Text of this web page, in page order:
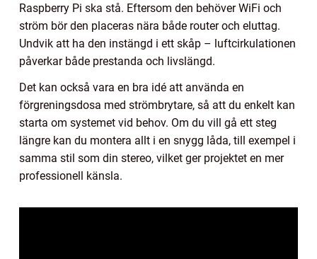
Raspberry Pi ska stå. Eftersom den behöver WiFi och
ström bör den placeras nära både router och eluttag.
Undvik att ha den instängd i ett skåp – luftcirkulationen
påverkar både prestanda och livslängd.
Det kan också vara en bra idé att använda en
förgreningsdosa med strömbrytare, så att du enkelt kan
starta om systemet vid behov. Om du vill gå ett steg
längre kan du montera allt i en snygg låda, till exempel i
samma stil som din stereo, vilket ger projektet en mer
professionell känsla.